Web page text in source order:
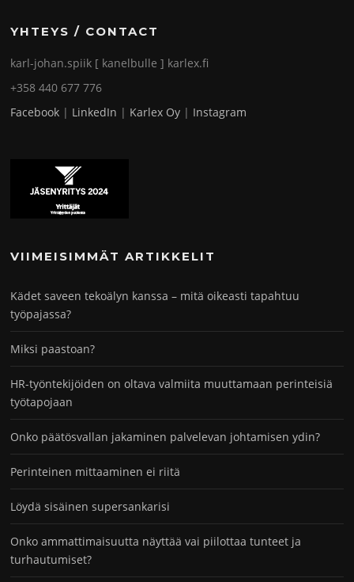
YHTEYS / CONTACT
karl-johan.spiik [ kanelbulle ] karlex.fi
+358 440 677 776
Facebook | LinkedIn | Karlex Oy | Instagram
VIIMEISIMMÄT ARTIKKELIT
Kädet saveen tekoälyn kanssa – mitä oikeasti tapahtuu
työpajassa?
Miksi paastoan?
HR-työntekijöiden on oltava valmiita muuttamaan perinteisiä
työtapojaan
Onko päätösvallan jakaminen palvelevan johtamisen ydin?
Perinteinen mittaaminen ei riitä
Löydä sisäinen supersankarisi
Onko ammattimaisuutta näyttää vai piilottaa tunteet ja
turhautumiset?